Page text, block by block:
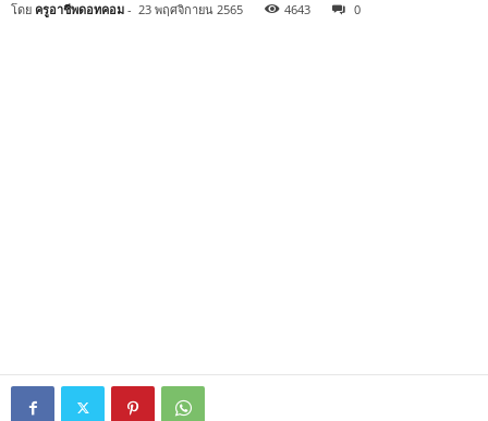
โดย ครูอาชีพดอทคอม - 23 พฤศจิกายน 2565 4643 0